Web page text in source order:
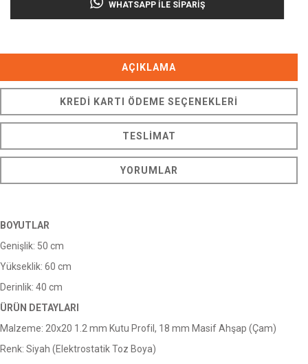
WHATSAPP İLE SIPARIŞ
AÇIKLAMA
KREDI KARTI ÖDEME SEÇENEKLERI
TESLIMAT
YORUMLAR
BOYUTLAR
Genişlik: 50 cm
Yükseklik: 60 cm
Derinlik: 40 cm
ÜRÜN DETAYLARI
Malzeme: 20x20 1.2 mm Kutu Profil, 18 mm Masif Ahşap (Çam)
Renk: Siyah (Elektrostatik Toz Boya)